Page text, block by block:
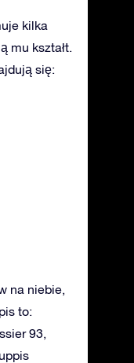
kilka
mu kształt.
się:
na niebie,
to:
93,